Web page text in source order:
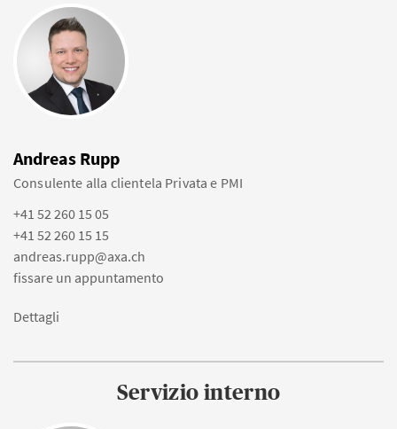
Andreas Rupp
Consulente alla clientela Privata e PMI
+41 52 260 15 05
+41 52 260 15 15
andreas.rupp@axa.ch
fissare un appuntamento
Dettagli
Servizio interno